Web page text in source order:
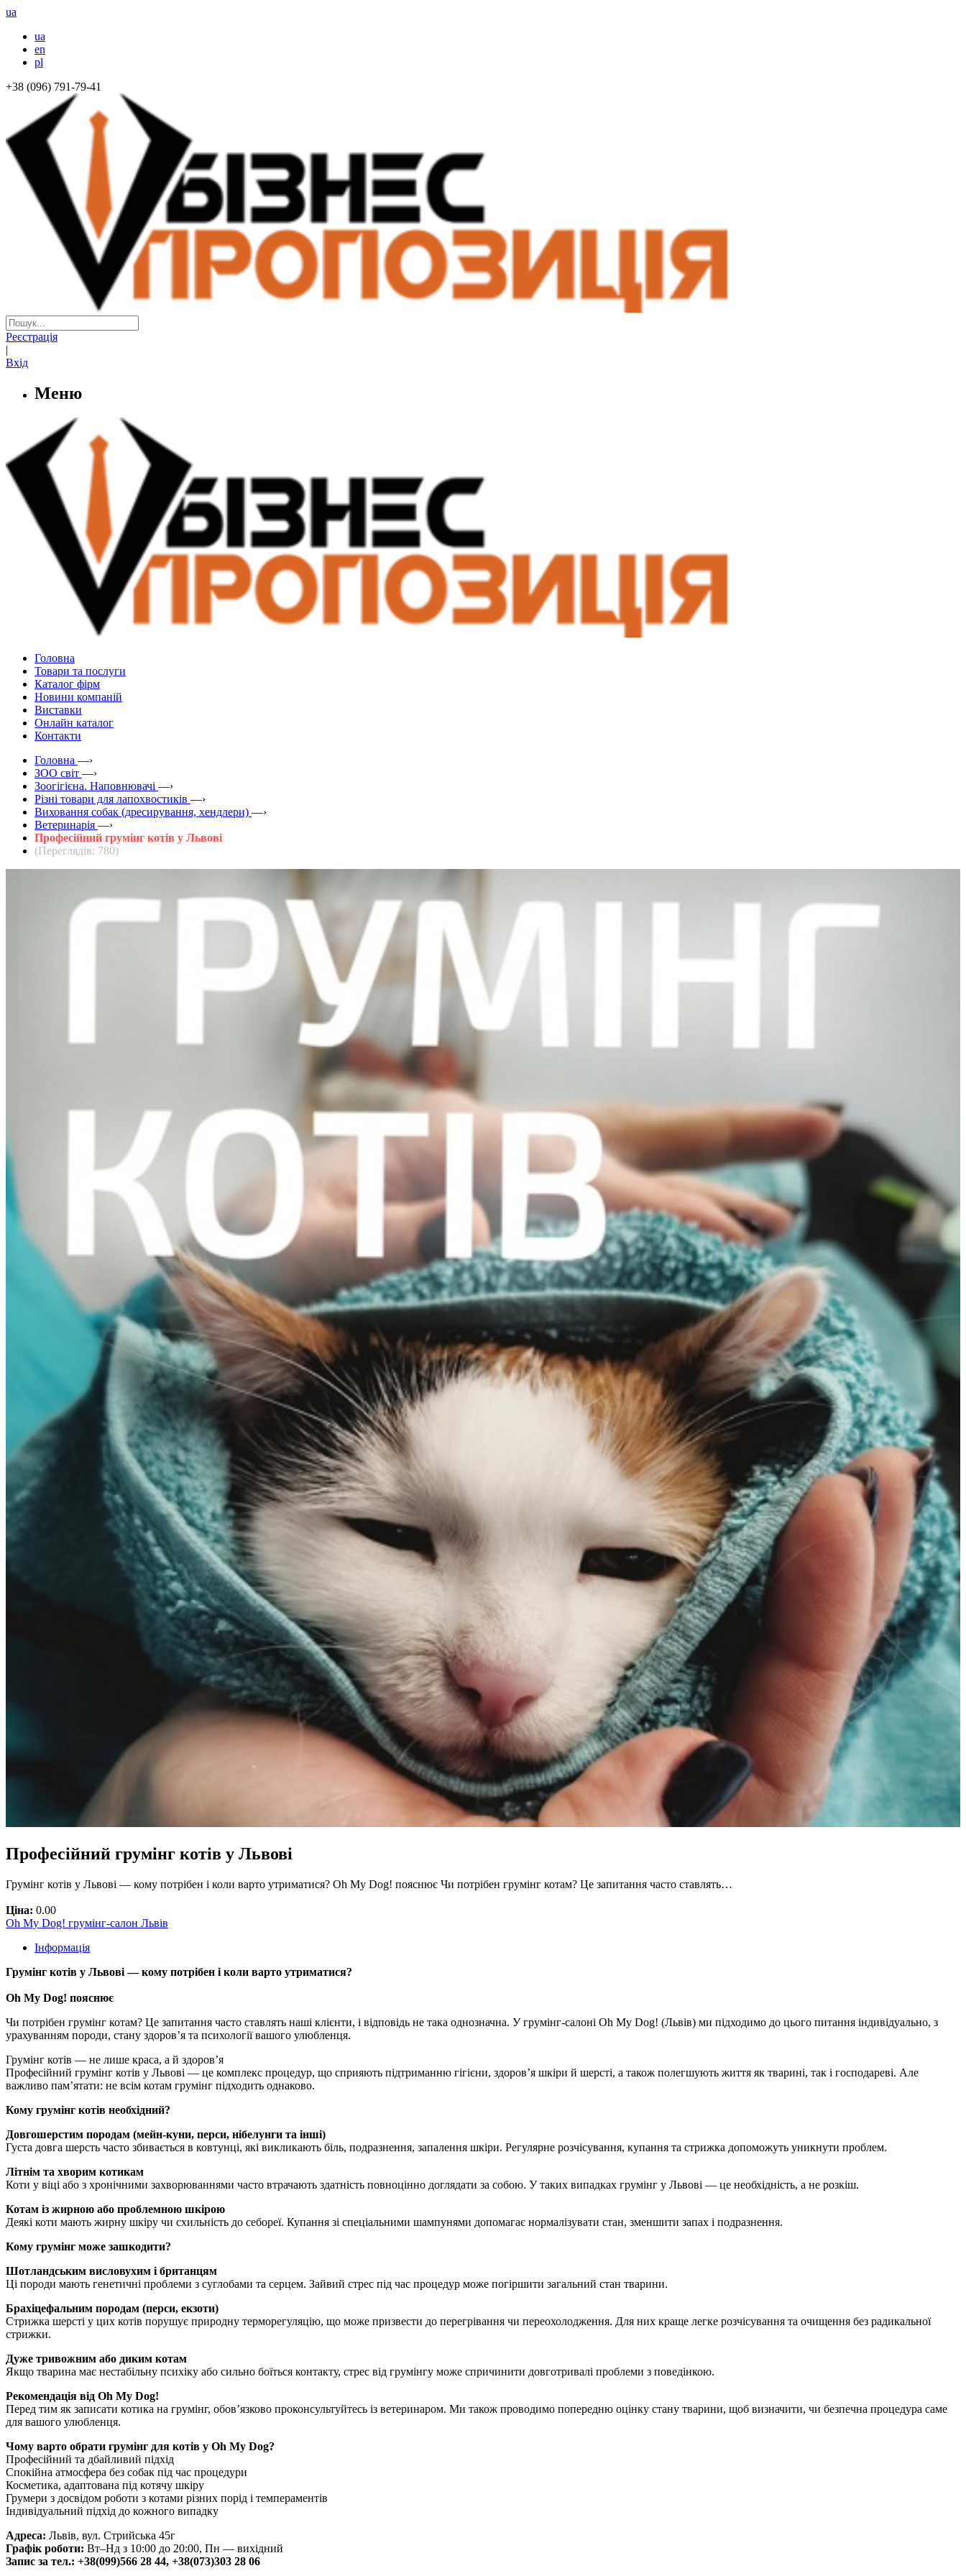
ua
ua
en
pl
+38 (096) 791-79-41
Реєстрація
|
Вхід
Меню
Головна
Товари та послуги
Каталог фірм
Новини компаній
Виставки
Онлайн каталог
Контакти
Головна —›
ЗOO світ —›
Зоогігієна. Наповнювачі —›
Різні товари для лапохвостиків —›
Виховання собак (дресирування, хендлери) —›
Ветеринарія —›
Професійний грумінг котів у Львові
(Переглядів: 780)
Професійний грумінг котів у Львові
Грумінг котів у Львові — кому потрібен і коли варто утриматися? Oh My Dog! пояснює Чи потрібен грумінг котам? Це запитання часто ставлять…
Ціна: 0.00
Oh My Dog! грумінг-салон Львів
Інформація
Грумінг котів у Львові — кому потрібен і коли варто утриматися?
Oh My Dog! пояснює
Чи потрібен грумінг котам? Це запитання часто ставлять наші клієнти, і відповідь не така однозначна. У грумінг-салоні Oh My Dog! (Львів) ми підходимо до цього питання індивідуально, з
урахуванням породи, стану здоров’я та психології вашого улюбленця.
Грумінг котів — не лише краса, а й здоров’я
Професійний грумінг котів у Львові — це комплекс процедур, що сприяють підтриманню гігієни, здоров’я шкіри й шерсті, а також полегшують життя як тварині, так і господареві. Але
важливо пам’ятати: не всім котам грумінг підходить однаково.
Кому грумінг котів необхідний?
Довгошерстим породам (мейн-куни, перси, нібелунги та інші)
Густа довга шерсть часто збивається в ковтунці, які викликають біль, подразнення, запалення шкіри. Регулярне розчісування, купання та стрижка допоможуть уникнути проблем.
Літнім та хворим котикам
Коти у віці або з хронічними захворюваннями часто втрачають здатність повноцінно доглядати за собою. У таких випадках грумінг у Львові — це необхідність, а не розкіш.
Котам із жирною або проблемною шкірою
Деякі коти мають жирну шкіру чи схильність до себореї. Купання зі спеціальними шампунями допомагає нормалізувати стан, зменшити запах і подразнення.
Кому грумінг може зашкодити?
Шотландським висловухим і британцям
Ці породи мають генетичні проблеми з суглобами та серцем. Зайвий стрес під час процедур може погіршити загальний стан тварини.
Брахіцефальним породам (перси, екзоти)
Стрижка шерсті у цих котів порушує природну терморегуляцію, що може призвести до перегрівання чи переохолодження. Для них краще легке розчісування та очищення без радикальної
стрижки.
Дуже тривожним або диким котам
Якщо тварина має нестабільну психіку або сильно боїться контакту, стрес від грумінгу може спричинити довготривалі проблеми з поведінкою.
Рекомендація від Oh My Dog!
Перед тим як записати котика на грумінг, обов’язково проконсультуйтесь із ветеринаром. Ми також проводимо попередню оцінку стану тварини, щоб визначити, чи безпечна процедура саме
для вашого улюбленця.
Чому варто обрати грумінг для котів у Oh My Dog?
Професійний та дбайливий підхід
Спокійна атмосфера без собак під час процедури
Косметика, адаптована під котячу шкіру
Грумери з досвідом роботи з котами різних порід і темпераментів
Індивідуальний підхід до кожного випадку
Адреса: Львів, вул. Стрийська 45г
Графік роботи: Вт–Нд з 10:00 до 20:00, Пн — вихідний
Запис за тел.: +38(099)566 28 44, +38(073)303 28 06